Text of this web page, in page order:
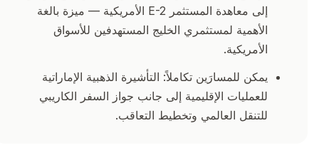
إلى معاهدة المستثمر E-2 الأمريكية — ميزة بالغة
الأهمية لمستثمري الخليج المستهدفين للأسواق
الأمريكية.
يمكن للمسارَين تكاملاً: التأشيرة الذهبية الإماراتية
للعمليات الإقليمية إلى جانب جواز السفر الكاريبي
للتنقل العالمي وتخطيط التعاقب.